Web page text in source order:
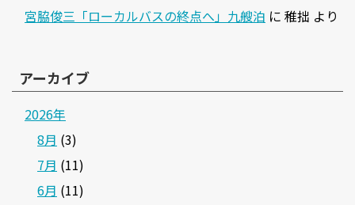
宮脇俊三「ローカルバスの終点へ」九艘泊 に 稚拙 より
アーカイブ
2026年
8月 (3)
7月 (11)
6月 (11)